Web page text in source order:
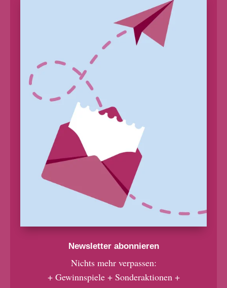
Newsletter abonnieren
Nichts mehr verpassen:
+ Gewinnspiele + Sonderaktionen +